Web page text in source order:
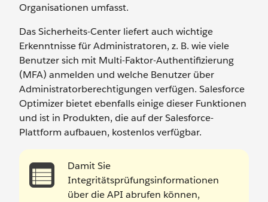
Organisationen umfasst.
Das Sicherheits-Center liefert auch wichtige
Erkenntnisse für Administratoren, z. B. wie viele
Benutzer sich mit Multi-Faktor-Authentifizierung
(MFA) anmelden und welche Benutzer über
Administratorberechtigungen verfügen. Salesforce
Optimizer bietet ebenfalls einige dieser Funktionen
und ist in Produkten, die auf der Salesforce-
Plattform aufbauen, kostenlos verfügbar.
Damit Sie
Integritätsprüfungsinformationen
über die API abrufen können,